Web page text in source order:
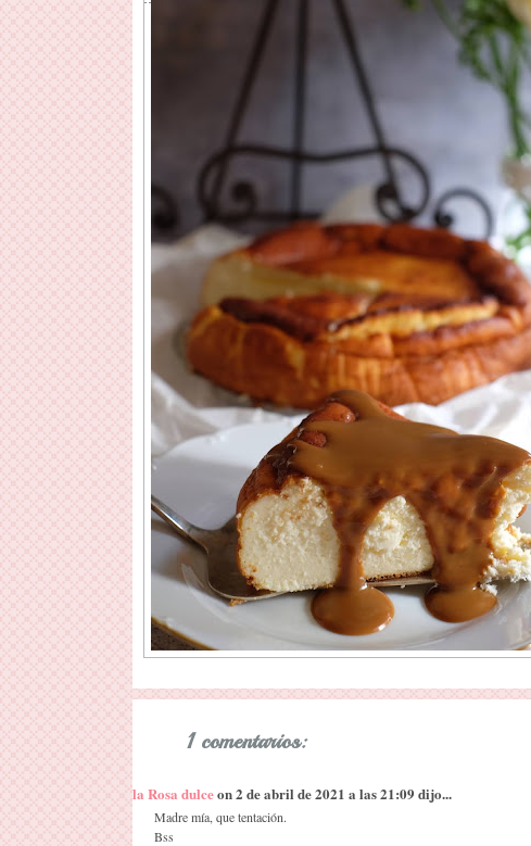
1 comentarios:
la Rosa dulceon 2 de abril de 2021 a las 21:09 dijo...
Madre mía, que tentación.
Bss